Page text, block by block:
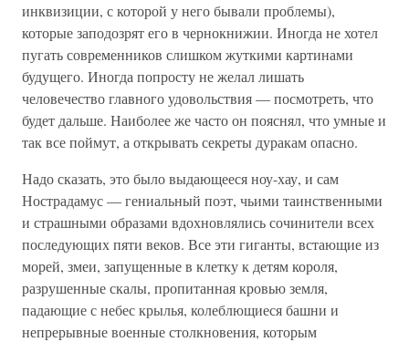
инквизиции, с которой у него бывали проблемы),
которые заподозрят его в чернокнижии. Иногда не хотел
пугать современников слишком жуткими картинами
будущего. Иногда попросту не желал лишать
человечество главного удовольствия — посмотреть, что
будет дальше. Наиболее же часто он пояснял, что умные и
так все поймут, а открывать секреты дуракам опасно.
Надо сказать, это было выдающееся ноу-хау, и сам
Нострадамус — гениальный поэт, чьими таинственными
и страшными образами вдохновлялись сочинители всех
последующих пяти веков. Все эти гиганты, встающие из
морей, змеи, запущенные в клетку к детям короля,
разрушенные скалы, пропитанная кровью земля,
падающие с небес крылья, колеблющиеся башни и
непрерывные военные столкновения, которым